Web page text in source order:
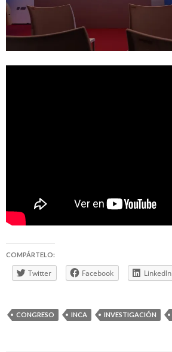
COMPÁRTELO:
Twitter Facebook LinkedIn
CONGRESO INCA INVESTIGACIÓN